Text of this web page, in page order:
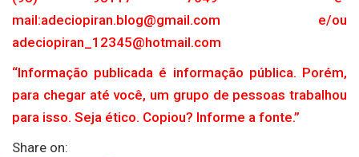
mail:adeciopiran.blog@gmail.com e/ou
adeciopiran_12345@hotmail.com
“Informação publicada é informação pública. Porém,
para chegar até você, um grupo de pessoas trabalhou
para isso. Seja ético. Copiou? Informe a fonte.”
Share on: